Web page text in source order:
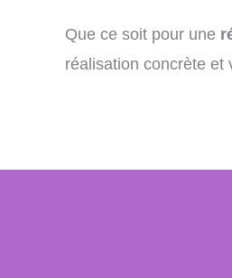
Que ce soit pour une
réalisation concrète et